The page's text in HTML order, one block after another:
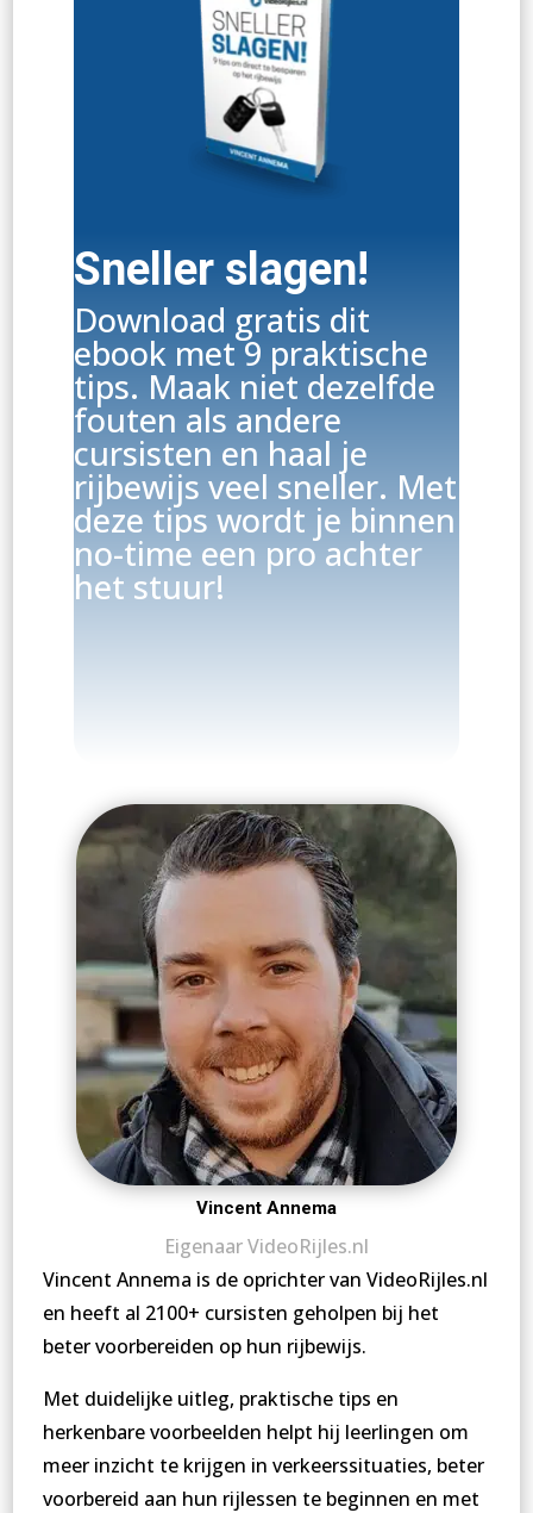
Sneller slagen!
Download gratis dit
ebook met 9 praktische
tips. Maak niet dezelfde
fouten als andere
cursisten en haal je
rijbewijs veel sneller. Met
deze tips wordt je binnen
no-time een pro achter
het stuur!
Vincent Annema
Eigenaar VideoRijles.nl
Vincent Annema is de oprichter van VideoRijles.nl
en heeft al 2100+ cursisten geholpen bij het
beter voorbereiden op hun rijbewijs.
Met duidelijke uitleg, praktische tips en
herkenbare voorbeelden helpt hij leerlingen om
meer inzicht te krijgen in verkeerssituaties, beter
voorbereid aan hun rijlessen te beginnen en met